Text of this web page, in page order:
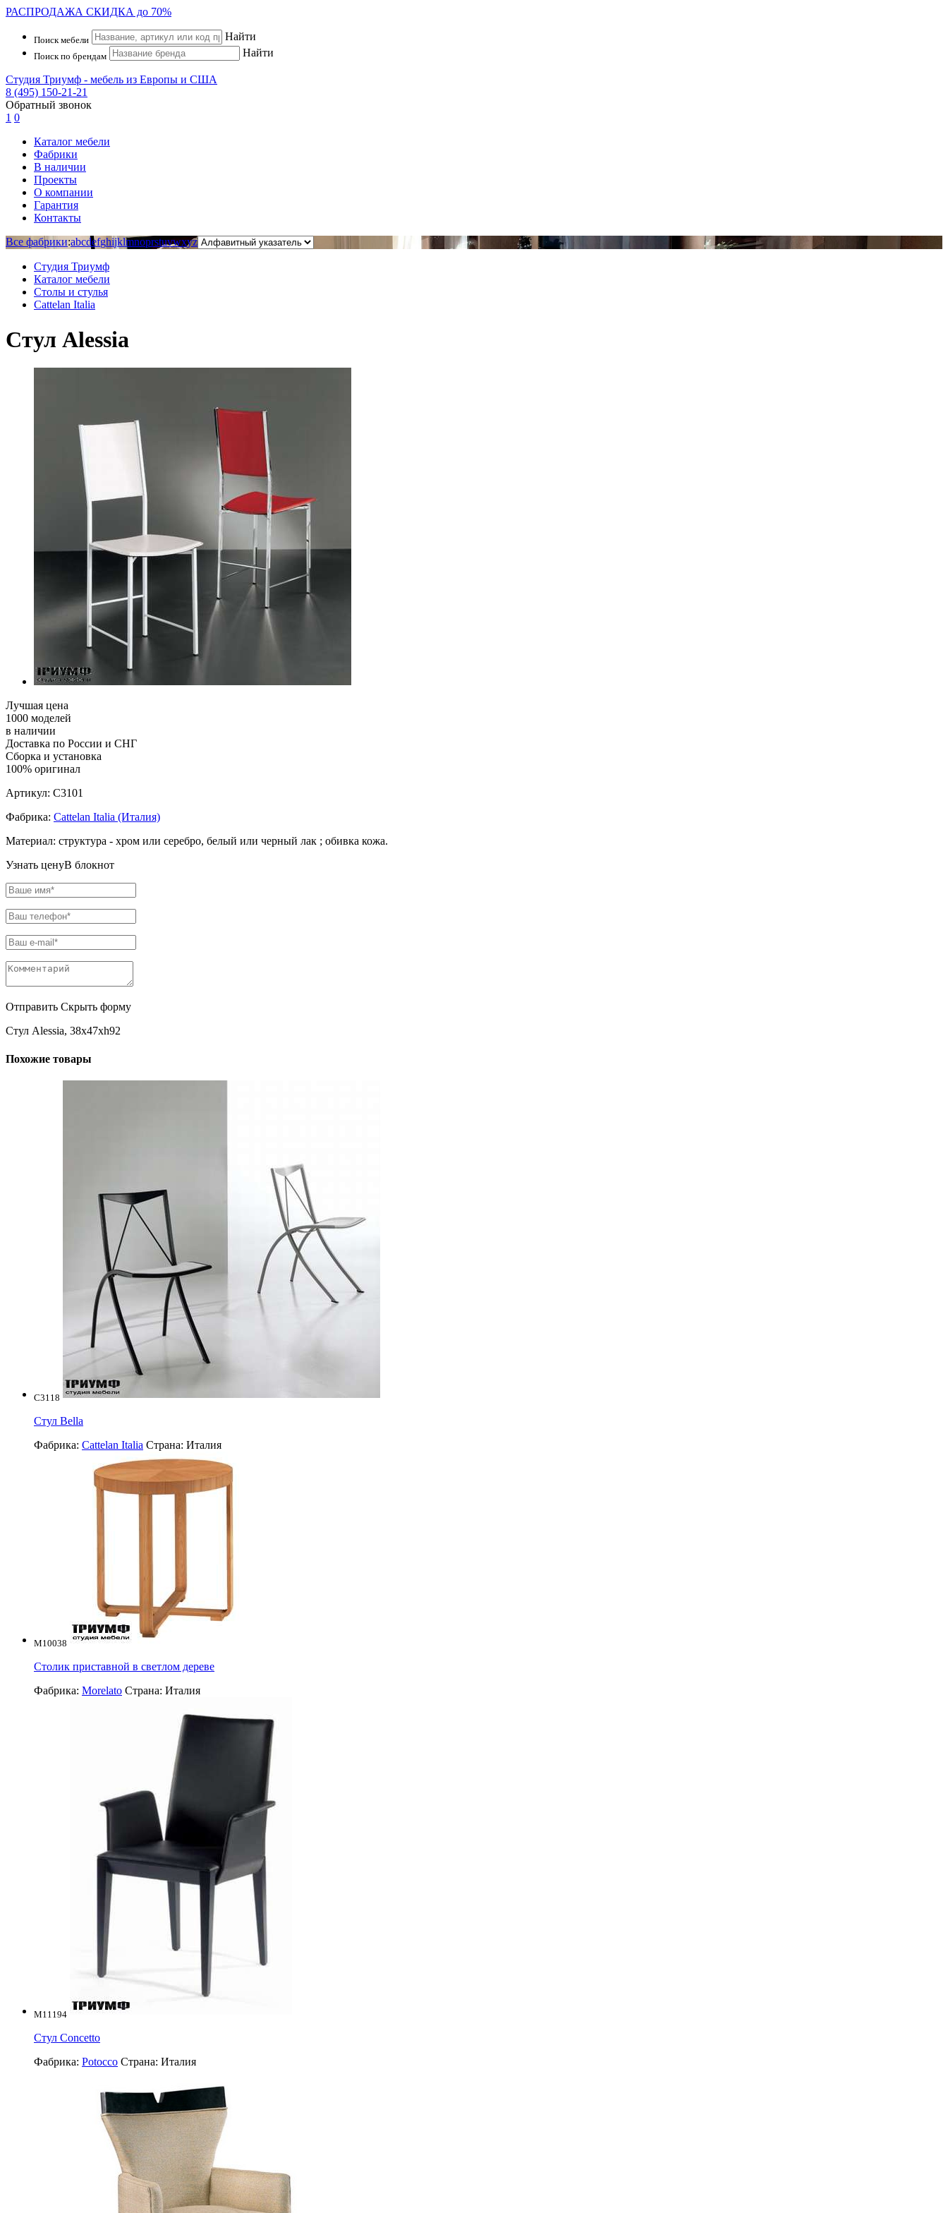
РАСПРОДАЖА СКИДКА до 70%
Поиск мебели Найти
Поиск по брендам Найти
Студия Триумф - мебель из Европы и США
8 (495) 150-21-21
Обратный звонок
1 0
Каталог мебели
Фабрики
В наличии
Проекты
О компании
Гарантия
Контакты
Все фабрики:abcdefghijklmnoprstuvwxyz
Студия Триумф
Каталог мебели
Столы и стулья
Cattelan Italia
Стул Alessia
Лучшая цена
1000 моделей
в наличии
Доставка по России и СНГ
Сборка и установка
100% оригинал
Артикул: C3101
Фабрика: Cattelan Italia (Италия)
Материал: структура - хром или серебро, белый или черный лак ; обивка кожа.
Узнать ценуВ блокнот
Отправить Скрыть форму
Стул Alessia, 38x47xh92
Похожие товары
C3118
Стул Bella
Фабрика: Cattelan Italia Страна: Италия
M10038
Столик приставной в светлом дереве
Фабрика: Morelato Страна: Италия
M11194
Стул Concetto
Фабрика: Potocco Страна: Италия